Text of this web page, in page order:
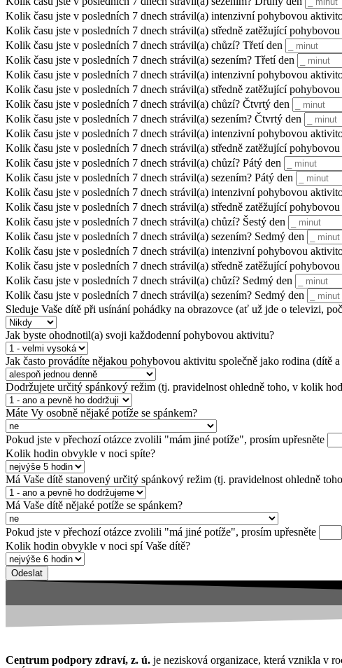
Kolik času jste v posledních 7 dnech strávil(a) intenzivní pohybovou
Kolik času jste v posledních 7 dnech strávil(a) středně zatěžující
Kolik času jste v posledních 7 dnech strávil(a) chůzí? Třetí den
Kolik času jste v posledních 7 dnech strávil(a) sezením? Třetí den
Kolik času jste v posledních 7 dnech strávil(a) intenzivní pohybovou
Kolik času jste v posledních 7 dnech strávil(a) středně zatěžující
Kolik času jste v posledních 7 dnech strávil(a) chůzí? Čtvrtý den
Kolik času jste v posledních 7 dnech strávil(a) sezením? Čtvrtý den
Kolik času jste v posledních 7 dnech strávil(a) intenzivní pohybovou
Kolik času jste v posledních 7 dnech strávil(a) středně zatěžující
Kolik času jste v posledních 7 dnech strávil(a) chůzí? Pátý den
Kolik času jste v posledních 7 dnech strávil(a) sezením? Pátý den
Kolik času jste v posledních 7 dnech strávil(a) intenzivní pohybovou
Kolik času jste v posledních 7 dnech strávil(a) středně zatěžující
Kolik času jste v posledních 7 dnech strávil(a) chůzí? Šestý den
Kolik času jste v posledních 7 dnech strávil(a) sezením? Sedmý den
Kolik času jste v posledních 7 dnech strávil(a) intenzivní pohybovou
Kolik času jste v posledních 7 dnech strávil(a) středně zatěžující
Kolik času jste v posledních 7 dnech strávil(a) chůzí? Sedmý den
Kolik času jste v posledních 7 dnech strávil(a) sezením? Sedmý den
Sleduje Vaše dítě při usínání pohádky na obrazovce (ať už jde o televizi,
Jak byste ohodnotil(a) svoji každodenní pohybovou aktivitu?
Jak často provádíte nějakou pohybovou aktivitu společně jako rodina (dítě
Dodržujete určitý spánkový režim (tj. pravidelnost ohledně toho, v kolik
Máte Vy osobně nějaké potíže se spánkem?
Pokud jste v přechozí otázce zvolili "mám jiné potíže", prosím upřesněte
Kolik hodin obvykle v noci spíte?
Má Vaše dítě stanovený určitý spánkový režim (tj. pravidelnost ohledně
Má Vaše dítě nějaké potíže se spánkem?
Pokud jste v přechozí otázce zvolili "má jiné potíže", prosím upřesněte
Kolik hodin obvykle v noci spí Vaše dítě?
Odeslat
Centrum podpory zdraví, z. ú. je nezisková organizace, která vznikla v